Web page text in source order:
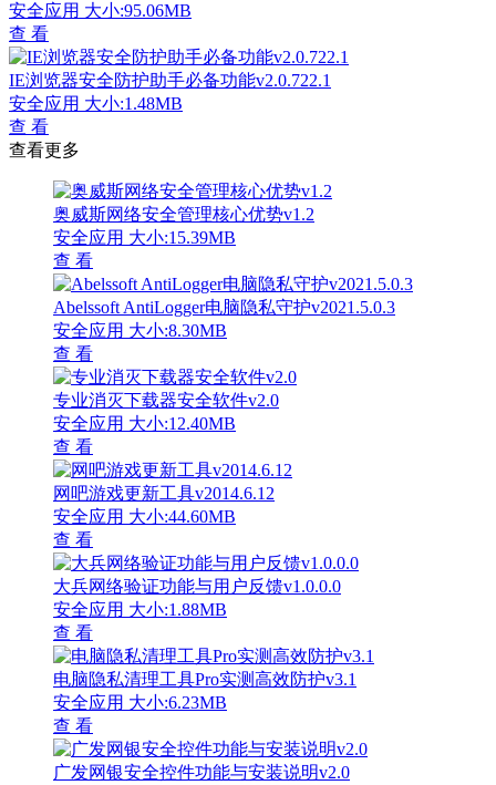
安全应用 大小:95.06MB
查 看
IE浏览器安全防护助手必备功能v2.0.722.1
安全应用 大小:1.48MB
查 看
查看更多
奥威斯网络安全管理核心优势v1.2
安全应用 大小:15.39MB
查 看
Abelssoft AntiLogger电脑隐私守护v2021.5.0.3
安全应用 大小:8.30MB
查 看
专业消灭下载器安全软件v2.0
安全应用 大小:12.40MB
查 看
网吧游戏更新工具v2014.6.12
安全应用 大小:44.60MB
查 看
大兵网络验证功能与用户反馈v1.0.0.0
安全应用 大小:1.88MB
查 看
电脑隐私清理工具Pro实测高效防护v3.1
安全应用 大小:6.23MB
查 看
广发网银安全控件功能与安装说明v2.0